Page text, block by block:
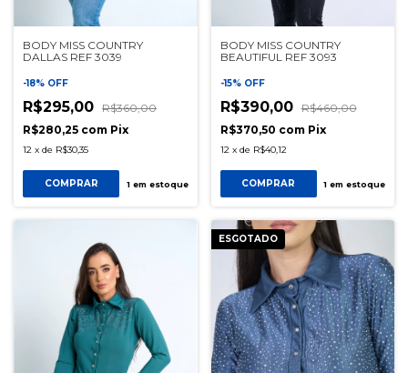
BODY MISS COUNTRY
DALLAS REF 3039
-18% OFF
R$295,00 R$360,00
R$280,25 com Pix
12 x de R$30,35
COMPRAR 1em estoque
BODY MISS COUNTRY
BEAUTIFUL REF 3093
-15% OFF
R$390,00 R$460,00
R$370,50 com Pix
12 x de R$40,12
COMPRAR 1 em estoque
ESGOTADO